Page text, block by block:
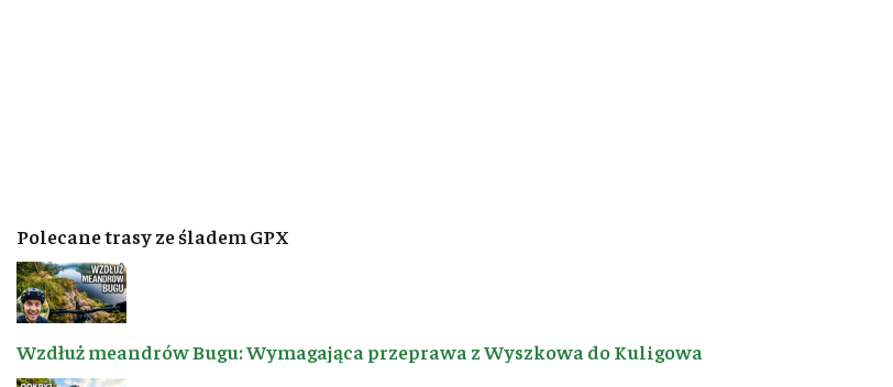
Polecane trasy ze śladem GPX
Wzdłuż meandrów Bugu: Wymagająca przeprawa z Wyszkowa do Kuligowa